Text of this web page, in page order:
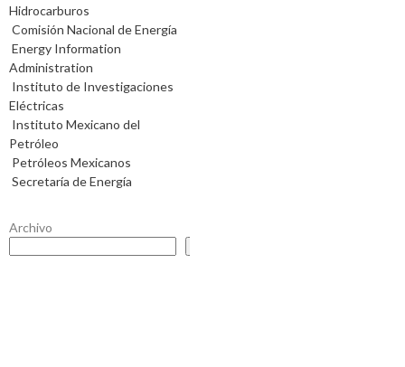
Hidrocarburos
Comisión Nacional de Energía
Energy Information
Administration
Instituto de Investigaciones
Eléctricas
Instituto Mexicano del
Petróleo
Petróleos Mexicanos
Secretaría de Energía
Archivo